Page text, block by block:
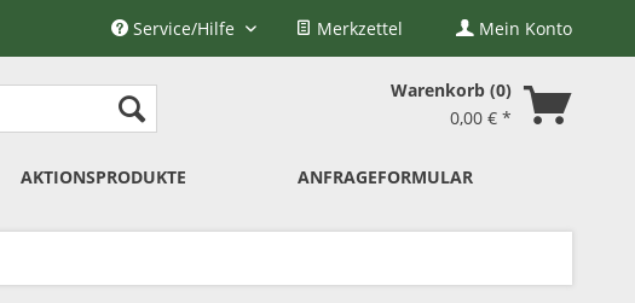
Merkzettel Mein Konto
Service/Hilfe
Warenkorb 0
0,00 € *
AKTIONSPRODUKTE ANFRAGEFORMULAR